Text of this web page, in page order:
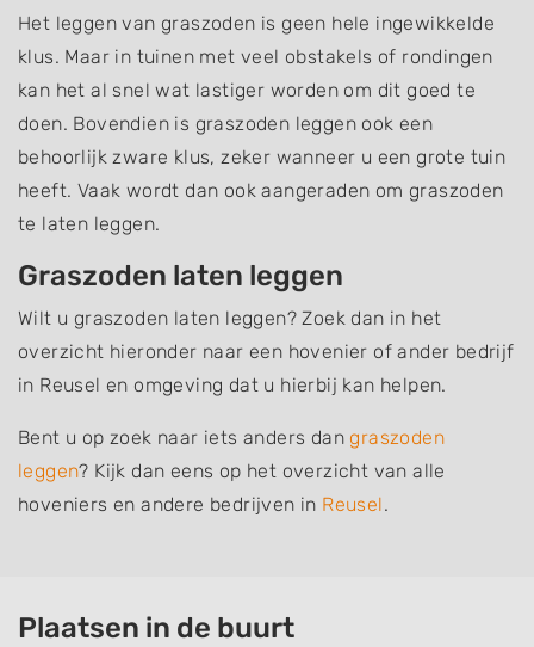
Het leggen van graszoden is geen hele ingewikkelde
klus. Maar in tuinen met veel obstakels of rondingen
kan het al snel wat lastiger worden om dit goed te
doen. Bovendien is graszoden leggen ook een
behoorlijk zware klus, zeker wanneer u een grote tuin
heeft. Vaak wordt dan ook aangeraden om graszoden
te laten leggen.
Graszoden laten leggen
Wilt u graszoden laten leggen? Zoek dan in het
overzicht hieronder naar een hovenier of ander bedrijf
in Reusel en omgeving dat u hierbij kan helpen.
Bent u op zoek naar iets anders dangraszoden
leggen? Kijk dan eens op het overzicht van alle
hoveniers en andere bedrijven in Reusel.
Plaatsen in de buurt